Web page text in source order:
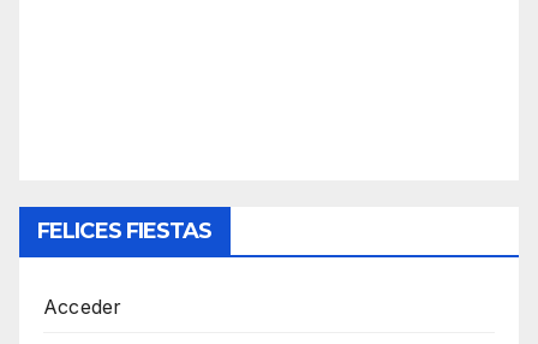
FELICES FIESTAS
Acceder